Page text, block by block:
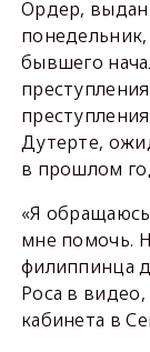
Ордер,
бывшего
Дутерте,
в прошлом
«Я
мне помочь.
филиппинца
Роса в
кабинета в